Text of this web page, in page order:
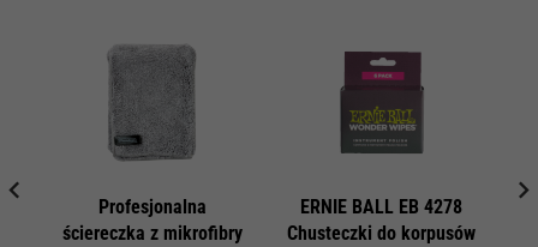
Profesjonalna
ściereczka z mikrofibry
ERNIE BALL EB 4278
Chusteczki do korpusów